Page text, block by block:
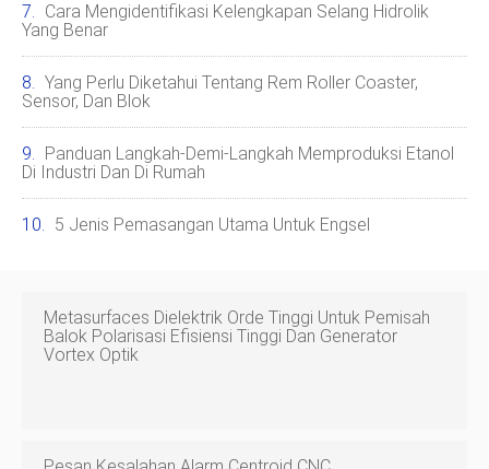
Cara Mengidentifikasi Kelengkapan Selang Hidrolik
Yang Benar
Yang Perlu Diketahui Tentang Rem Roller Coaster,
Sensor, Dan Blok
Panduan Langkah-Demi-Langkah Memproduksi Etanol
Di Industri Dan Di Rumah
5 Jenis Pemasangan Utama Untuk Engsel
Metasurfaces Dielektrik Orde Tinggi Untuk Pemisah
Balok Polarisasi Efisiensi Tinggi Dan Generator
Vortex Optik